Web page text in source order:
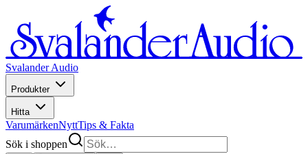
Svalander Audio
Produkter
Hitta
VarumärkenNyttTips & Fakta
Sök i shoppen